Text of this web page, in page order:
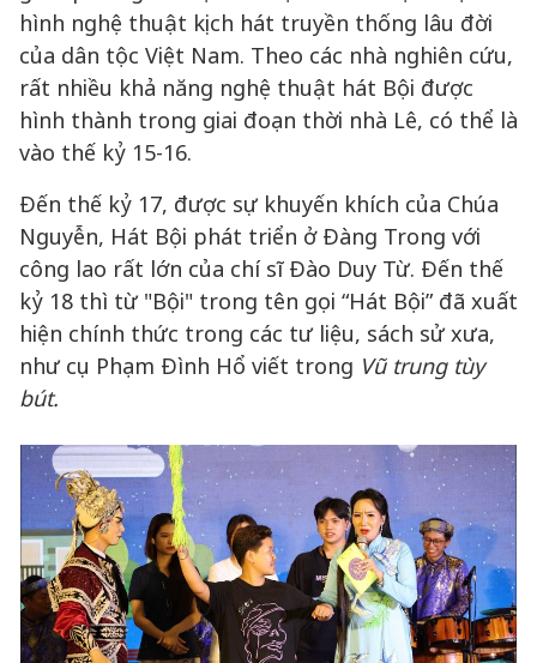
hình nghệ thuật kịch hát truyền thống lâu đời
của dân tộc Việt Nam. Theo các nhà nghiên cứu,
rất nhiều khả năng nghệ thuật hát Bội được
hình thành trong giai đoạn thời nhà Lê, có thể là
vào thế kỷ 15-16.
Đến thế kỷ 17, được sự khuyến khích của Chúa
Nguyễn, Hát Bội phát triển ở Đàng Trong với
công lao rất lớn của chí sĩ Đào Duy Từ. Đến thế
kỷ 18 thì từ "Bội" trong tên gọi “Hát Bội” đã xuất
hiện chính thức trong các tư liệu, sách sử xưa,
như cụ Phạm Đình Hổ viết trong Vũ trung tùy
bút.